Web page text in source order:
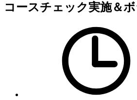
コースチェック実施＆